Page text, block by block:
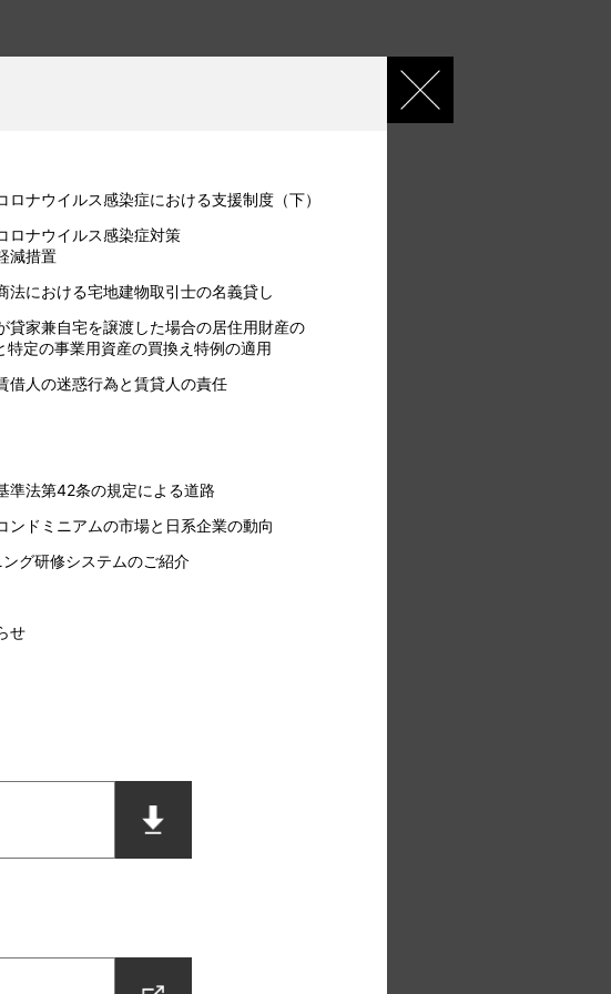
ロナウイルス感染症における支援制度（下）
ロナウイルス感染症対策
減措置
における宅地建物取引士の名義貸し
家兼自宅を譲渡した場合の居住用財産の
定の事業用資産の買換え特例の適用
人の迷惑行為と賃貸人の責任
準法第42条の規定による道路
ンドミニアムの市場と日系企業の動向
グ研修システムのご紹介
せ